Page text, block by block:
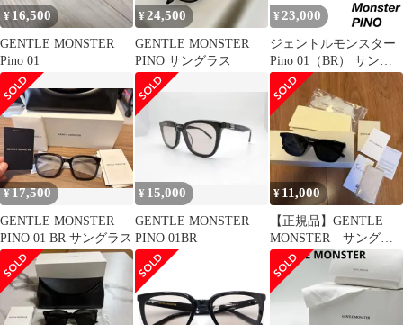
¥ 16,500
GENTLE MONSTER
Pino 01
¥24,500
GENTLE MONSTER
PINO サングラス
¥ 23,000
ジェントルモンスター
Pino 01（BR） サング
ラス 6-87-14
¥17,500
GENTLE MONSTER
PINO 01 BR サングラス
¥ 15,000
GENTLE MONSTER
PINO 01BR
¥ 11,000
【正規品】GENTLE
MONSTER サングラ
ス PINO